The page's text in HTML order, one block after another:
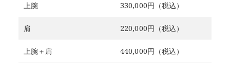
上腕 330,000円（税込）
肩 220,000円（税込）
上腕＋肩 440,000円（税込）